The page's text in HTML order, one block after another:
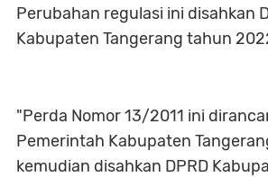
Perubahan regulasi ini disahkan
Kabupaten Tangerang tahun
"Perda Nomor 13/2011 ini
Pemerintah Kabupaten
kemudian disahkan DPRD